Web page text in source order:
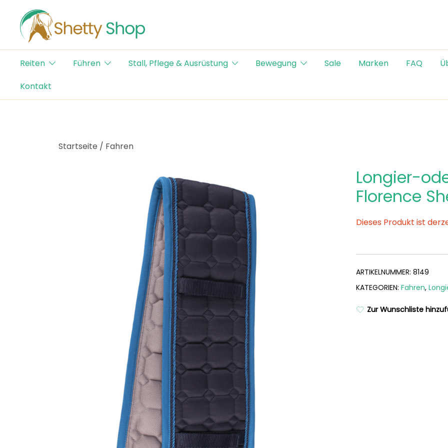
content
Shetty Shop
Der Schweizer Online Shop für Shetty-Artikel
Reiten
Führen Stall, Pflege & Ausrüstung Bewegung Sale Marken FAQ
Kontakt
Startseite / Fahren
Longier-
Florence
Dieses Produkt ist
ARTIKELNUMMER: 8149
KATEGORIEN: Fahren,
Zur Wunschliste